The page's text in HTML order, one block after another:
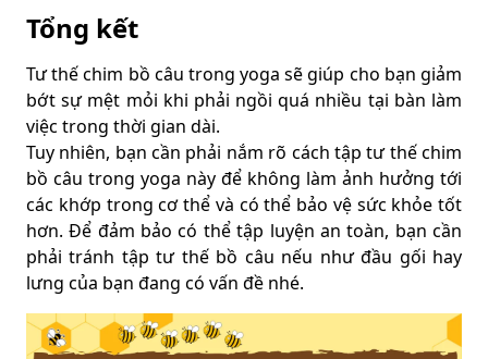
Tổng kết
Tư thế chim bồ câu trong yoga sẽ giúp cho bạn giảm
bớt sự mệt mỏi khi phải ngồi quá nhiều tại bàn làm
việc trong thời gian dài.
Tuy nhiên, bạn cần phải nắm rõ cách tập tư thế chim
bồ câu trong yoga này để không làm ảnh hưởng tới
các khớp trong cơ thể và có thể bảo vệ sức khỏe tốt
hơn. Để đảm bảo có thể tập luyện an toàn, bạn cần
phải tránh tập tư thế bồ câu nếu như đầu gối hay
lưng của bạn đang có vấn đề nhé.